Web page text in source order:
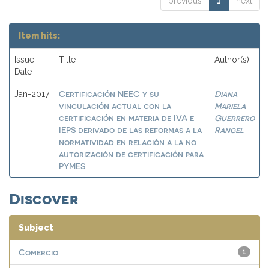
Item hits:
Issue
Date
Title Author(s)
Jan-2017
Certificación NEEC y su
vinculación actual con la
certificación en materia de IVA e
IEPS derivado de las reformas a la
normatividad en relación a la no
autorización de certificación para
PYMES
Diana
Mariela
Guerrero
Rangel
Discover
Subject
1
Comercio